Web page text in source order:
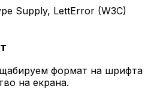
Supply, LettError (W3C)
формат на шрифта
на екрана.